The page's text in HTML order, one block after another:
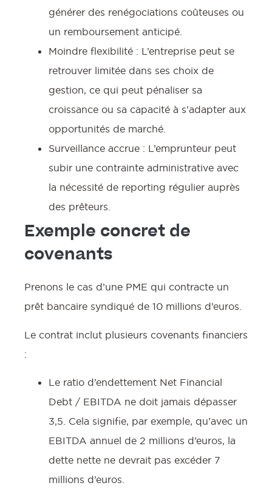
générer des renégociations coûteuses ou
un remboursement anticipé.
Moindre flexibilité : L’entreprise peut se
retrouver limitée dans ses choix de
gestion, ce qui peut pénaliser sa
croissance ou sa capacité à s’adapter aux
opportunités de marché.
Surveillance accrue : L’emprunteur peut
subir une contrainte administrative avec
la nécessité de reporting régulier auprès
des prêteurs.
Exemple concret de
covenants
Prenons le cas d’une PME qui contracte un
prêt bancaire syndiqué de 10 millions d’euros.
Le contrat inclut plusieurs covenants financiers
:
Le ratio d’endettement Net Financial
Debt / EBITDA ne doit jamais dépasser
3,5. Cela signifie, par exemple, qu’avec un
EBITDA annuel de 2 millions d’euros, la
dette nette ne devrait pas excéder 7
millions d’euros.